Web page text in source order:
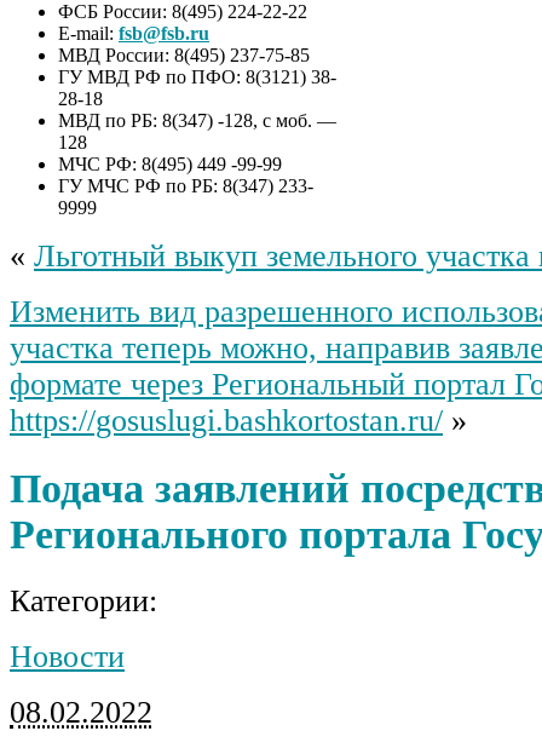
ФСБ России: 8(495) 224-22-22
E-mail: fsb@fsb.ru
МВД России: 8(495) 237-75-85
ГУ МВД РФ по ПФО: 8(3121) 38-
28-18
МВД по РБ: 8(347) -128, с моб. —
128
МЧС РФ: 8(495) 449 -99-99
ГУ МЧС РФ по РБ: 8(347) 233-
9999
« Льготный выкуп земельного участка
Изменить вид разрешенного
участка теперь можно, направив
формате через Региональный портал
https://gosuslugi.bashkortostan.ru/ »
Подача заявлений
Регионального портала
Категории:
Новости
08.02.2022